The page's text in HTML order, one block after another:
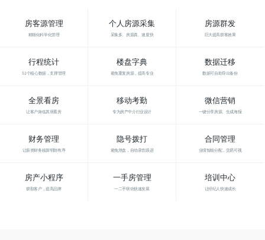
房客源管理
精细化科学化管理
个人房源采集
采集多、房源真、速度快
房源群发
巨大提高获客效果
行程统计
52个核心数据，支撑管理
楼盘字典
避免重复房源，提高专业
数据迁移
数据可自助导出备份
全景看房
让客户身临其境看房
移动考勤
专为房产中介行业设计
微信营销
一键分享房源、生成海报
财务管理
让薪资财务核算明朗有序
隐号拨打
避免泄盘，自动录音跟进
合同管理
业绩智能分配，交易可视
房产小程序
获取客户，提高品牌
一手房管理
一二手联动快速发展
培训中心
让经纪人快速成长